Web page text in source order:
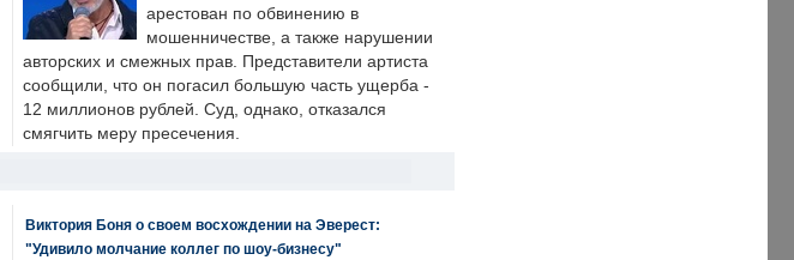
арестован по обвинению в
мошенничестве, а также нарушении
авторских и смежных прав. Представители артиста
сообщили, что он погасил большую часть ущерба -
12 миллионов рублей. Суд, однако, отказался
смягчить меру пресечения.
Виктория Боня о своем восхождении на Эверест:
"Удивило молчание коллег по шоу-бизнесу"